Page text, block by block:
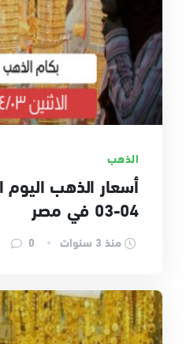
الذهب
04-03 في مصر
منذ 3 سنوات